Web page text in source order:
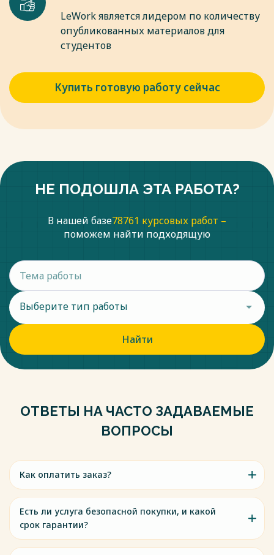
LeWork является лидером по количеству
опубликованных материалов для
студентов
Купить готовую работу сейчас
НЕ ПОДОШЛА ЭТА РАБОТА?
В нашей базе78761 курсовых работ –
поможем найти подходящую
Выберите тип работы
Найти
ОТВЕТЫ НА ЧАСТО ЗАДАВАЕМЫЕ
ВОПРОСЫ
Как оплатить заказ?
Есть ли услуга безопасной покупки, и какой
срок гарантии?